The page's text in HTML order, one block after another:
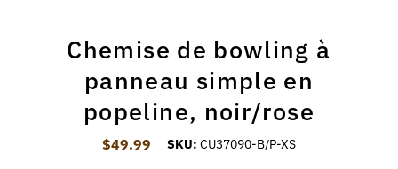
Chemise de bowling à
panneau simple en
popeline, noir/rose
Prix ordinaire
$49.99 SKU: CU37090-B/P-XS